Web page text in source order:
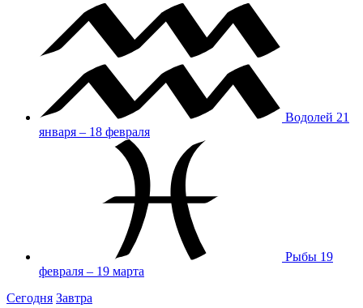
Водолей 21
января – 18 февраля
Рыбы 19
февраля – 19 марта
Сегодня Завтра